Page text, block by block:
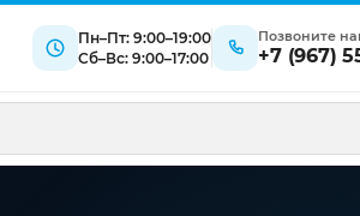
Пн–Пт: 9:00–19:00
Сб–Вс: 9:00–17:00
Позвоните
+7 (967)